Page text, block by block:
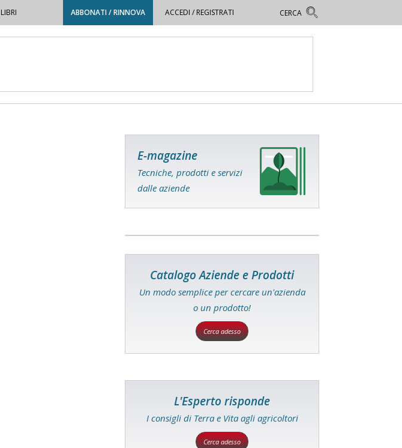
LIBRI ABBONATI / RINNOVA ACCEDI / REGISTRATI
E-magazine
Tecniche, prodotti e servizi
dalle aziende
Catalogo Aziende e Prodotti
Un modo semplice per cercare un'azienda
o un prodotto!
Cerca adesso
L'Esperto risponde
I consigli di Terra e Vita agli agricoltori
Cerca adesso